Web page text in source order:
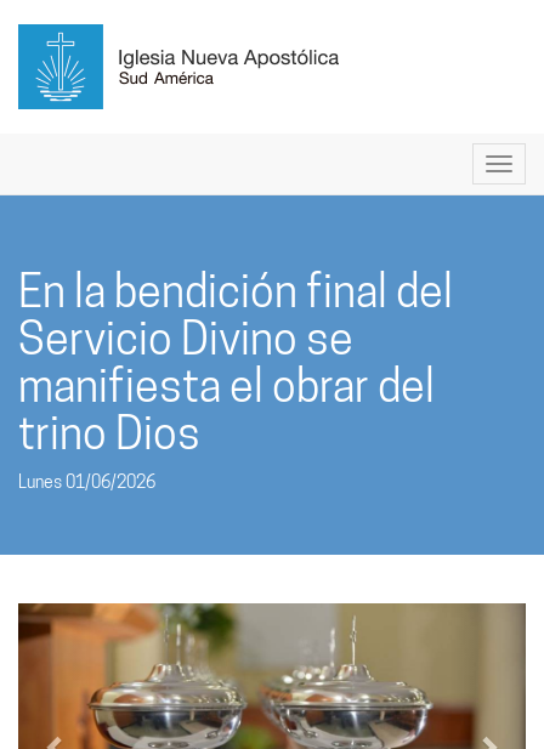
En la bendición final del
Servicio Divino se
manifiesta el obrar del
trino Dios
Lunes 01/06/2026
Anterior